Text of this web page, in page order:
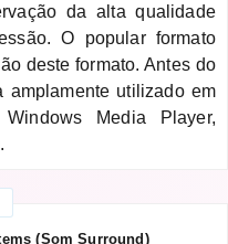
da alta qualidade
O popular formato
deste formato. Antes do
amplamente utilizado em
Media Player,
(Som Surround)